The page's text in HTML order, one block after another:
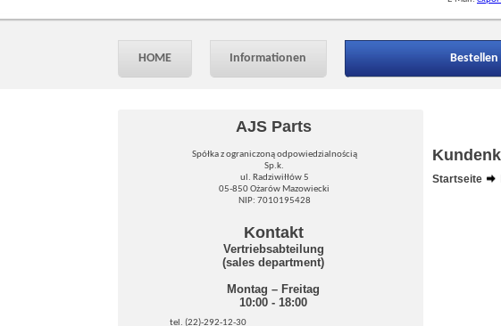
HOME Informationen Bestellen
AJS Parts
Spółka z ograniczoną odpowiedzialnością
Sp.k.
ul. Radziwiłłów 5
05-850 Ożarów Mazowiecki
NIP: 7010195428
Kontakt
Vertriebsabteilung
(sales department)
Montag – Freitag
10:00 - 18:00
tel. (22)-292-12-30
Startseite